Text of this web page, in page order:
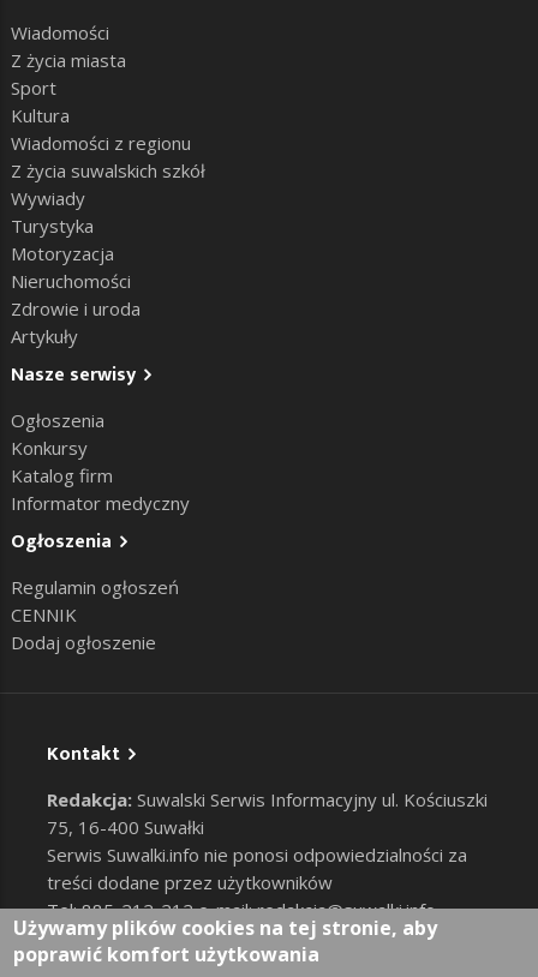
Wiadomości
Z życia miasta
Sport
Kultura
Wiadomości z regionu
Z życia suwalskich szkół
Wywiady
Turystyka
Motoryzacja
Nieruchomości
Zdrowie i uroda
Artykuły
Nasze serwisy
Ogłoszenia
Konkursy
Katalog firm
Informator medyczny
Ogłoszenia
Regulamin ogłoszeń
CENNIK
Dodaj ogłoszenie
Kontakt
Redakcja: Suwalski Serwis Informacyjny ul. Kościuszki
75, 16-400 Suwałki
Serwis Suwalki.info nie ponosi odpowiedzialności za
treści dodane przez użytkowników
Tel: 885-212-212 e-mail:redakcja@suwalki.info,
reklama@suwalki.info
RODO |Cookies
Używamy plików cookies na tej stronie, aby
poprawić komfort użytkowania